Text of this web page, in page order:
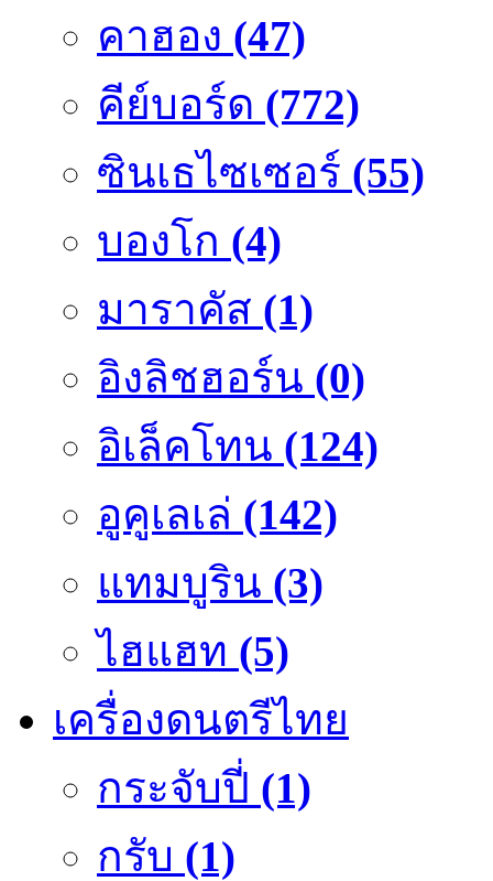
คาฮอง (47)
คีย์บอร์ด (772)
ซินเธไซเซอร์ (55)
บองโก (4)
มาราคัส (1)
อิงลิชฮอร์น (0)
อิเล็คโทน (124)
อูคูเลเล่ (142)
แทมบูริน (3)
ไฮแฮท (5)
เครื่องดนตรีไทย
กระจับปี่ (1)
กรับ (1)